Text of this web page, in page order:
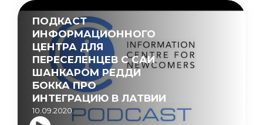
ПОДКАСТ
ИНФОРМАЦИОННОГО
ЦЕНТРА ДЛЯ
ПЕРЕСЕЛЕНЦЕВ С САИ
ШАНКАРОМ РЕДДИ
БОККА ПРО
ИНТЕГРАЦИЮ В ЛАТВИИ
10.09.2020.